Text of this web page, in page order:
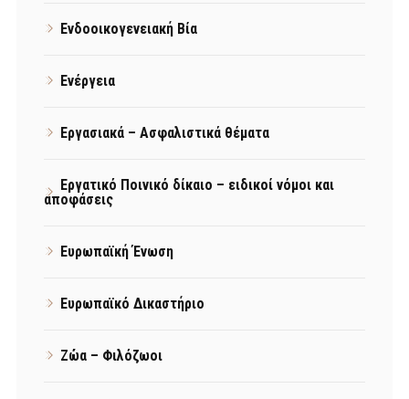
Ενδοοικογενειακή Βία
Ενέργεια
Εργασιακά – Ασφαλιστικά θέματα
Εργατικό Ποινικό δίκαιο – ειδικοί νόμοι και
αποφάσεις
Ευρωπαϊκή Ένωση
Ευρωπαϊκό Δικαστήριο
Ζώα – Φιλόζωοι